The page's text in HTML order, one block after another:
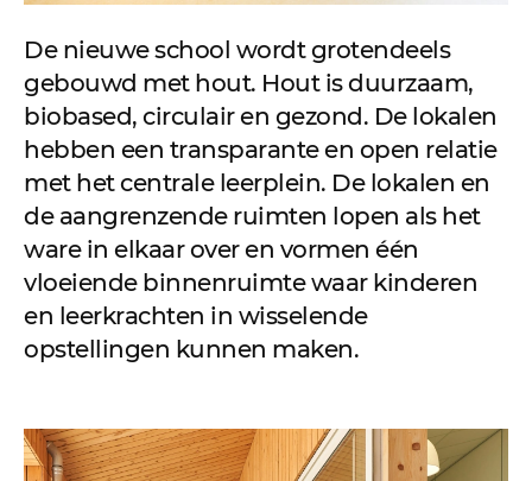
De nieuwe school wordt grotendeels
gebouwd met hout. Hout is duurzaam,
biobased, circulair en gezond. De lokalen
hebben een transparante en open relatie
met het centrale leerplein. De lokalen en
de aangrenzende ruimten lopen als het
ware in elkaar over en vormen één
vloeiende binnenruimte waar kinderen
en leerkrachten in wisselende
opstellingen kunnen maken.